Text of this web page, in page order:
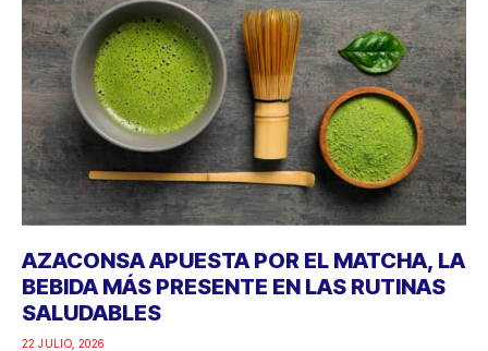
AZACONSA APUESTA POR EL MATCHA, LA
BEBIDA MÁS PRESENTE EN LAS RUTINAS
SALUDABLES
22 JULIO, 2026